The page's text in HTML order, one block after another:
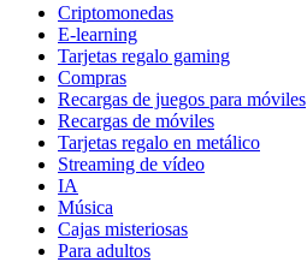
Criptomonedas
E-learning
Tarjetas regalo gaming
Compras
Recargas de juegos para móviles
Recargas de móviles
Tarjetas regalo en metálico
Streaming de vídeo
IA
Música
Cajas misteriosas
Para adultos